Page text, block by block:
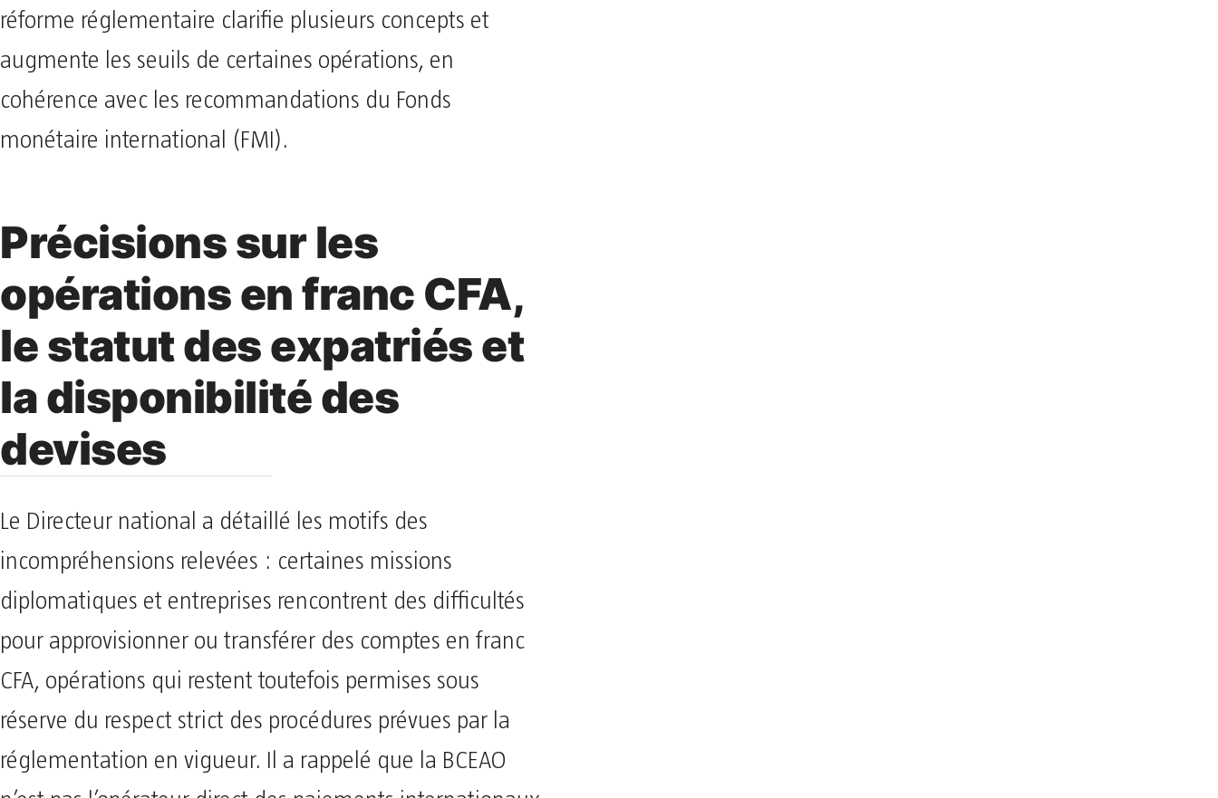
réforme réglementaire clarifie plusieurs concepts et
augmente les seuils de certaines opérations, en
cohérence avec les recommandations du Fonds
monétaire international (FMI).
Précisions sur les
opérations en franc CFA,
le statut des expatriés et
la disponibilité des
devises
Le Directeur national a détaillé les motifs des
incompréhensions relevées : certaines missions
diplomatiques et entreprises rencontrent des difficultés
pour approvisionner ou transférer des comptes en franc
CFA, opérations qui restent toutefois permises sous
réserve du respect strict des procédures prévues par la
réglementation en vigueur. Il a rappelé que la BCEAO